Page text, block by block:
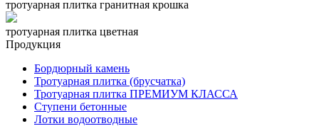
тротуарная плитка гранитная крошка
тротуарная плитка цветная
Продукция
Бордюрный камень
Тротуарная плитка (брусчатка)
Тротуарная плитка ПРЕМИУМ КЛАССА
Ступени бетонные
Лотки водоотводные